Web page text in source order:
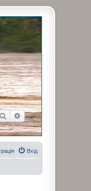
ПошукРозширений пошук
Вхід